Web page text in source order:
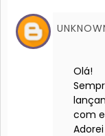
Olá!
com